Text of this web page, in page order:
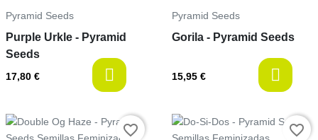
Pyramid Seeds
Purple Urkle - Pyramid
Seeds
17,80 € available
Pyramid Seeds
Gorila - Pyramid Seeds
15,95 €
Precio favorite_border Precio favorite_border